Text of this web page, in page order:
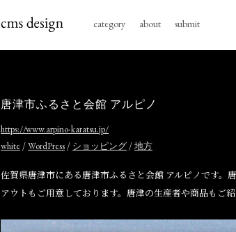
category about submit
唐津市ふるさと会館 アルピノ
https://www.arpino-karatsu.jp/
white /WordPress / ショッピング /地方
佐賀県唐津市にある唐津市ふるさと会館 アルピノです。
アウトもご用意しております。唐津の生産者や商品もご